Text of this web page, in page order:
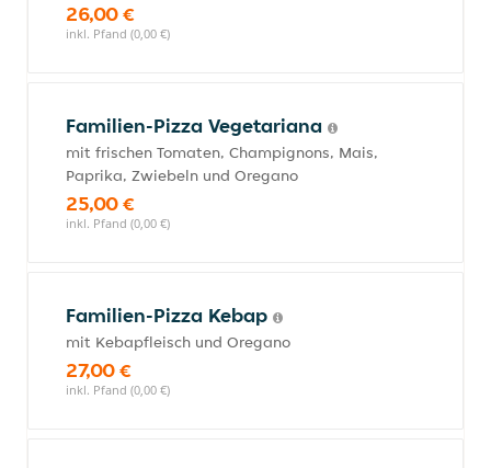
26,00 €
inkl. Pfand (0,00 €)
Familien-Pizza Vegetariana
mit frischen Tomaten, Champignons, Mais,
Paprika, Zwiebeln und Oregano
25,00 €
inkl. Pfand (0,00 €)
Familien-Pizza Kebap
mit Kebapfleisch und Oregano
27,00 €
inkl. Pfand (0,00 €)